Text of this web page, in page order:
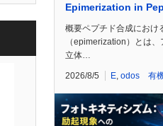
Epimerization in
概要ペプチド合成におけ
（epimerization）とは
立体…
2026/8/5 E odos 有機